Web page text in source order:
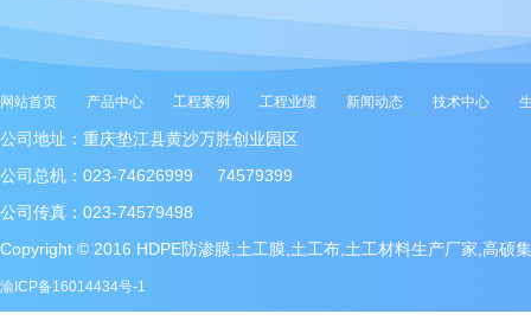
网站首页 产品中心 工程案例 工程业绩 新闻动态 技术中心
公司地址：重庆垫江县黄沙万胜创业园区
公司总机：023-74626999 74579399
公司传真：023-74579498
Copyright © 2016 HDPE防渗膜,土工膜,土工布,土工材料生产厂家,高硕
渝ICP备16014434号-1